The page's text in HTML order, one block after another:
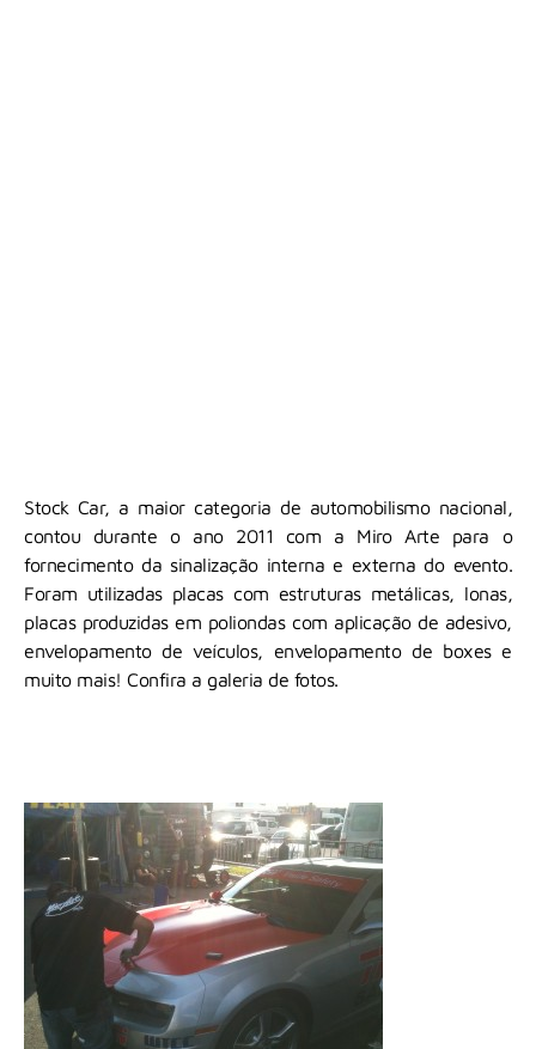
Stock Car, a maior categoria de automobilismo nacional,
contou durante o ano 2011 com a Miro Arte para o
fornecimento da sinalização interna e externa do evento.
Foram utilizadas placas com estruturas metálicas, lonas,
placas produzidas em poliondas com aplicação de adesivo,
envelopamento de veículos, envelopamento de boxes e
muito mais! Confira a galeria de fotos.